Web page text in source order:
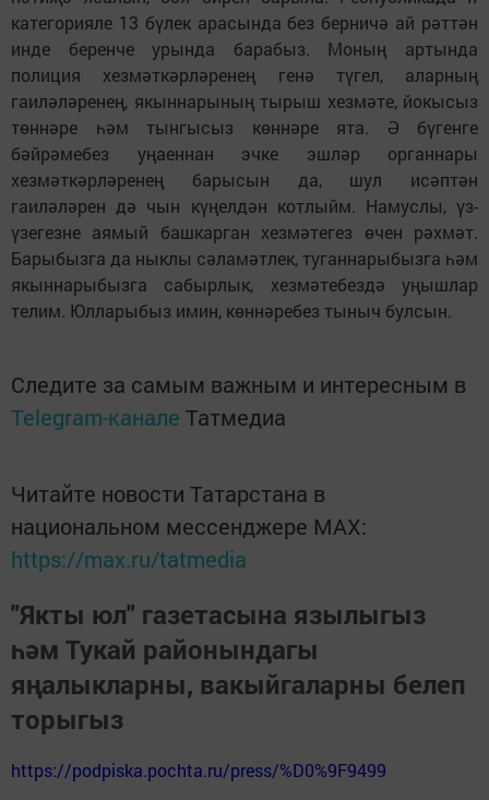
категорияле 13 бүлек арасында без берничә ай рәттән
инде беренче урында барабыз. Моның артында
полиция хезмәткәрләренең генә түгел, аларның
гаиләләренең, якыннарының тырыш хезмәте, йокысыз
төннәре һәм тынгысыз көннәре ята. Ә бүгенге
бәйрәмебез уңаеннан эчке эшләр органнары
хезмәткәрләренең барысын да, шул исәптән
гаиләләрен дә чын күңелдән котлыйм. Намуслы, үз-
үзегезне аямый башкарган хезмәтегез өчен рәхмәт.
Барыбызга да ныклы сәламәтлек, туганнарыбызга һәм
якыннарыбызга сабырлык, хезмәтебездә уңышлар
телим. Юлларыбыз имин, көннәребез тыныч булсын.
Следите за самым важным и интересным в
Telegram-канале Татмедиа
Читайте новости Татарстана в
национальном мессенджере MАХ:
https://max.ru/tatmedia
"Якты юл" газетасына язылыгыз
һәм Тукай районындагы
яңалыкларны, вакыйгаларны белеп
торыгыз
https://podpiska.pochta.ru/press/%D0%9F9499